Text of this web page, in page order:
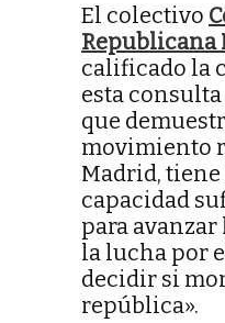
El colectivo
Republicana
calificado la
esta
que
movimiento
Madrid, tiene
capacidad
para
la lucha por
decidir si
república».